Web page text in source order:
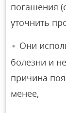
погашения
уточнить
Они
болезни и
причина
менее,